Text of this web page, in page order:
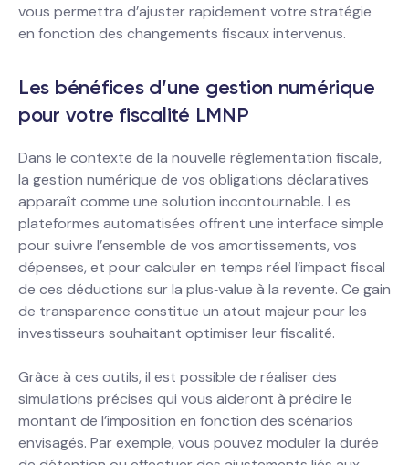
vous permettra d’ajuster rapidement votre stratégie
en fonction des changements fiscaux intervenus.
Les bénéfices d’une gestion numérique
pour votre fiscalité LMNP
Dans le contexte de la nouvelle réglementation fiscale,
la gestion numérique de vos obligations déclaratives
apparaît comme une solution incontournable. Les
plateformes automatisées offrent une interface simple
pour suivre l’ensemble de vos amortissements, vos
dépenses, et pour calculer en temps réel l’impact fiscal
de ces déductions sur la plus‐value à la revente. Ce gain
de transparence constitue un atout majeur pour les
investisseurs souhaitant optimiser leur fiscalité.
Grâce à ces outils, il est possible de réaliser des
simulations précises qui vous aideront à prédire le
montant de l’imposition en fonction des scénarios
envisagés. Par exemple, vous pouvez moduler la durée